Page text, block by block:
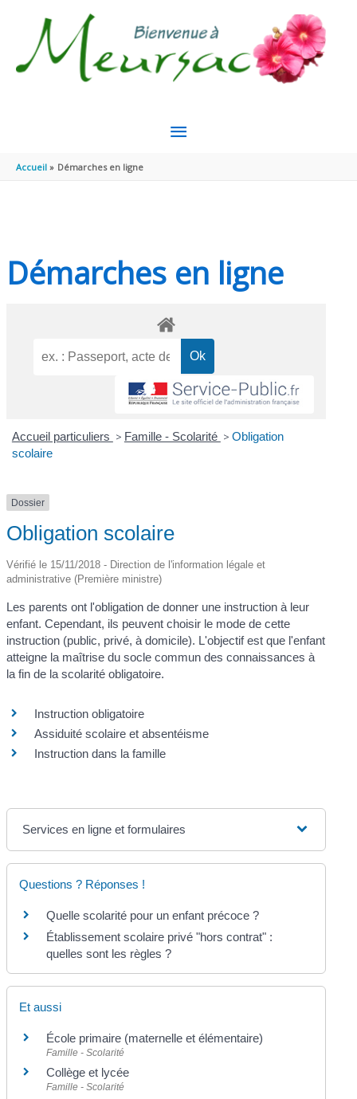
MENU
Accueil Démarches en ligne
Démarches en ligne
Accueil particuliers > Famille - Scolarité > Obligation
scolaire
Dossier
Obligation scolaire
Vérifié le 15/11/2018 - Direction de l'information légale et
administrative (Première ministre)
Les parents ont l'obligation de donner une instruction à leur
enfant. Cependant, ils peuvent choisir le mode de cette
instruction (public, privé, à domicile). L'objectif est que l'enfant
atteigne la maîtrise du socle commun des connaissances à
la fin de la scolarité obligatoire.
Instruction obligatoire
Assiduité scolaire et absentéisme
Instruction dans la famille
Services en ligne et formulaires
Questions ? Réponses !
Quelle scolarité pour un enfant précoce ?
Établissement scolaire privé "hors contrat" :
quelles sont les règles ?
Et aussi
École primaire (maternelle et élémentaire)
Famille - Scolarité
Collège et lycée
Famille - Scolarité